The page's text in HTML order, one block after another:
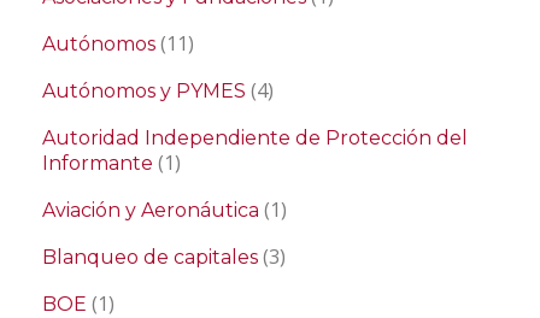
Autónomos (11)
Autónomos y PYMES (4)
Autoridad Independiente de Protección del
Informante (1)
Aviación y Aeronáutica (1)
Blanqueo de capitales (3)
BOE (1)